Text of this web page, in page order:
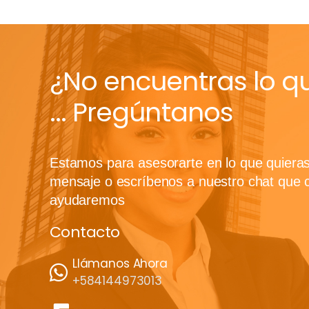
¿No encuentras lo
... Pregúntanos
Estamos para asesorarte en lo que
mensaje o escríbenos a nuestro chat que
ayudaremos
Contacto
Llámanos Ahora
+584144973013